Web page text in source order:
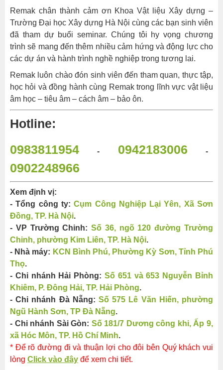
Remak chân thành cảm ơn Khoa Vật liệu Xây dựng –
Trường Đại học Xây dựng Hà Nội cùng các bạn sinh viên
đã tham dự buổi seminar. Chúng tôi hy vọng chương
trình sẽ mang đến thêm nhiều cảm hứng và động lực cho
các dự án và hành trình nghề nghiệp trong tương lai.
Remak luôn chào đón sinh viên đến tham quan, thực tập,
học hỏi và đồng hành cùng Remak trong lĩnh vực vật liệu
âm học – tiêu âm – cách âm – bảo ôn.
Hotline:
0983811954
- 0942183006 -
0902248966
Xem định vị:
- Tổng công ty:Cụm Công Nghiệp Lại Yên, Xã Sơn
Đồng, TP. Hà Nội.
- VP Trường Chinh:Số 36, ngõ 120 đường Trường
Chinh, phường Kim Liên, TP. Hà Nội.
- Nhà máy: KCN Bình Phú, Phường Kỳ Sơn, Tỉnh Phú
Thọ.
- Chi nhánh Hải Phòng: Số 651 và 653 Nguyễn Bỉnh
Khiêm, P. Đông Hải, TP. Hải Phòng.
- Chi nhánh Đà Nẵng: Số 575 Lê Văn Hiến, phường
Ngũ Hành Sơn, TP Đà Nẵng.
- Chi nhánh Sài Gòn: Số 181/7 Dương công khi, Ấp 9,
xã Hóc Môn, TP. Hồ Chí Minh.
* Để rõ đường đi và thuận lợi cho đôi bên Quý khách vui
lòng Click vào đây để xem chi tiết.